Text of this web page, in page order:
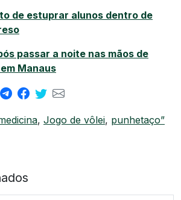
de estuprar alunos dentro de
passar a noite nas mãos de
Manaus
, Jogo de vôlei, punhetaço”